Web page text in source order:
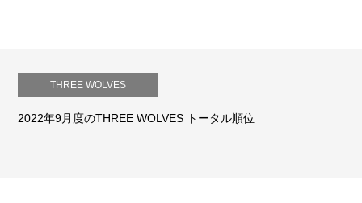
THREE WOLVES
2022年9月度のTHREE WOLVES トータル順位